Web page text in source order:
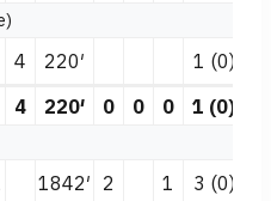
4 220′ 1 (0)
4 220′ 0 0 0 1 (0)
1842′ 2 1 3 (0)